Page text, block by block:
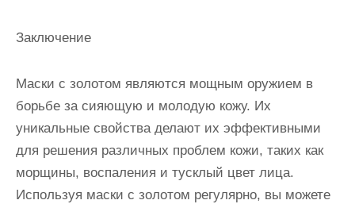
Заключение
Маски с золотом являются мощным оружием в
борьбе за сияющую и молодую кожу. Их
уникальные свойства делают их эффективными
для решения различных проблем кожи, таких как
морщины, воспаления и тусклый цвет лица.
Используя маски с золотом регулярно, вы можете